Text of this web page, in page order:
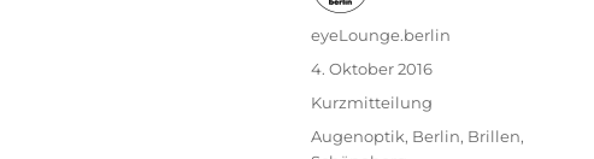
Autor
eyeLounge.berlin
Veröffentlicht
4. Oktober 2016
Format
Kurzmitteilung
Kategorien
Augenoptik, Berlin, Brillen,